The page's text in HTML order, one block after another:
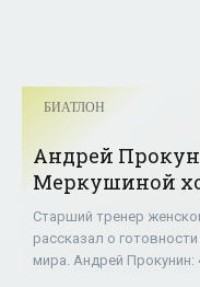
БИАТЛОН
Андрей
Меркушиной
марафон в
«БИАТЛОН»
Старший тренер
рассказал о
мира. Андрей